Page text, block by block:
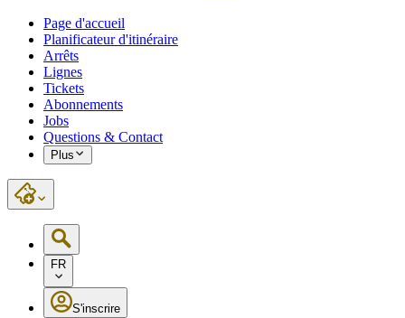
Page d'accueil
Planificateur d'itinéraire
Arrêts
Lignes
Tickets
Abonnements
Jobs
Questions & Contact
Plus
FR
S'inscrire